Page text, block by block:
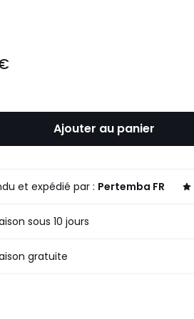
Ajouter au panier
et expédié par : Pertemba FR
sous 10 jours
gratuite